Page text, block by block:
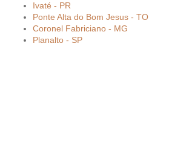
Ivaté - PR
Ponte Alta do Bom Jesus - TO
Coronel Fabriciano - MG
Planalto - SP